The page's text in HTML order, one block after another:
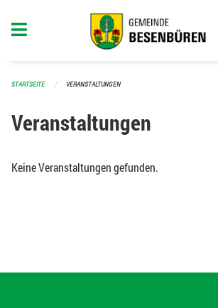
STARTSEITE VERANSTALTUNGEN
Veranstaltungen
Keine Veranstaltungen gefunden.